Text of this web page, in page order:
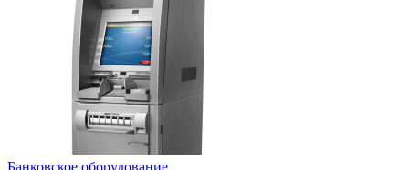
Банковское оборудование